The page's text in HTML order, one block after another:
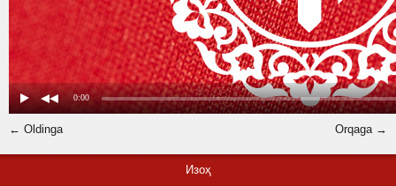
← Oldinga Orqaga →
Изоҳ